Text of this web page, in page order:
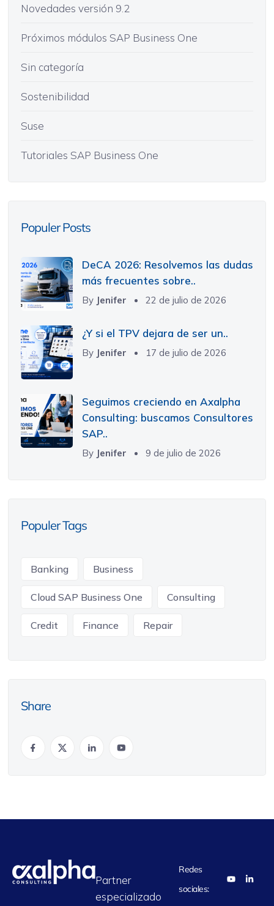
Novedades versión 9.2
Próximos módulos SAP Business One
Sin categoría
Sostenibilidad
Suse
Tutoriales SAP Business One
Populer Posts
DeCA 2026: Resolvemos las dudas
más frecuentes sobre..
By Jenifer 22 de julio de 2026
¿Y si el TPV dejara de ser un..
By Jenifer 17 de julio de 2026
Seguimos creciendo en Axalpha
Consulting: buscamos Consultores
SAP..
By Jenifer 9 de julio de 2026
Populer Tags
Banking Business
Cloud SAP Business One Consulting
Credit Finance Repair
Share
Partner
especializado
Redes
sociales: